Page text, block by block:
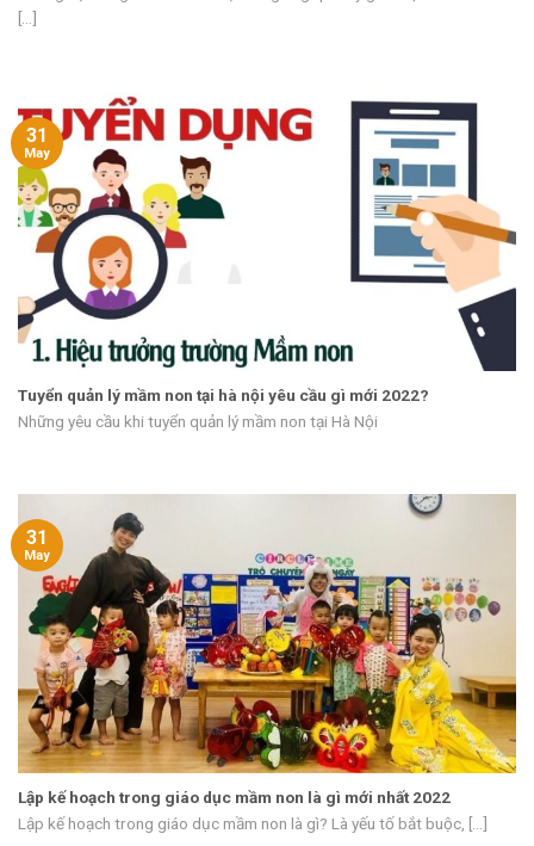
[...]
Tuyển quản lý mầm non tại hà nội yêu cầu gì mới 2022?
Những yêu cầu khi tuyển quản lý mầm non tại Hà Nội
31
May
Lập kế hoạch trong giáo dục mầm non là gì mới nhất 2022
Lập kế hoạch trong giáo dục mầm non là gì? Là yếu tố bắt buộc, [...]
31
May